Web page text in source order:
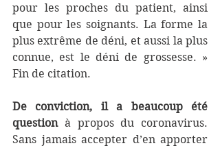
pour les proches du patient, ainsi
que pour les soignants. La forme la
plus extrême de déni, et aussi la plus
connue, est le déni de grossesse. »
Fin de citation.
De conviction, il a beaucoup été
question à propos du coronavirus.
Sans jamais accepter d’en apporter